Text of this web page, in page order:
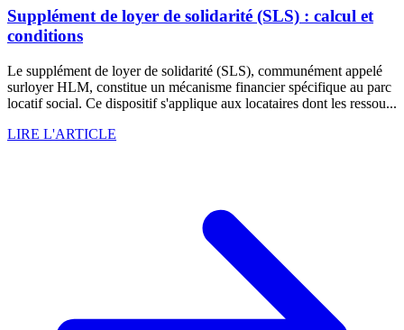
Supplément de loyer de solidarité (SLS) : calcul et
conditions
Le supplément de loyer de solidarité (SLS), communément appelé
surloyer HLM, constitue un mécanisme financier spécifique au parc
locatif social. Ce dispositif s'applique aux locataires dont les ressou...
LIRE L'ARTICLE